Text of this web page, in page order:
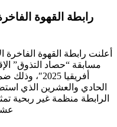
رابطة القهوة
أعلنت رابطة القهوة
مسابقة “حصاد التذوق”
أفريقيا
الحادي والعشرين الذي
الرابطة منظمة غير ربحية